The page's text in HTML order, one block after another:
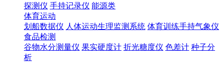
探测仪 手持记录仪 能源类
体育运动
划船数据仪 人体运动生理监测系统 体育训练手持气象仪
食品检测
谷物水分测量仪 果实硬度计 折光糖度仪 色差计 种子分
析